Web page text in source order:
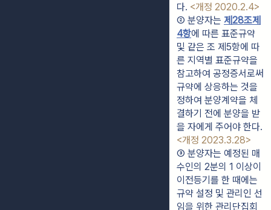
다. <개정 2020.2.4>
② 분양자는 제28조제
4항에 따른 표준규약
및 같은 조 제5항에 따
른 지역별 표준규약을
참고하여 공정증서로써
규약에 상응하는 것을
정하여 분양계약을 체
결하기 전에 분양을 받
<개정 2023.3.28>
③ 분양자는 예정된 매
수인의 2분의 1 이상이
이전등기를 한 때에는
규약 설정 및 관리인 선
임을 위한 관리단집회